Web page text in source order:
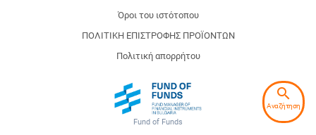
Όροι του ιστότοπου
ΠΟΛΙΤΙΚΗ ΕΠΙΣΤΡΟΦΗΣ ΠΡΟΪΟΝΤΩΝ
Πολιτική απορρήτου
Fund of Funds
search
Αναζήτηση